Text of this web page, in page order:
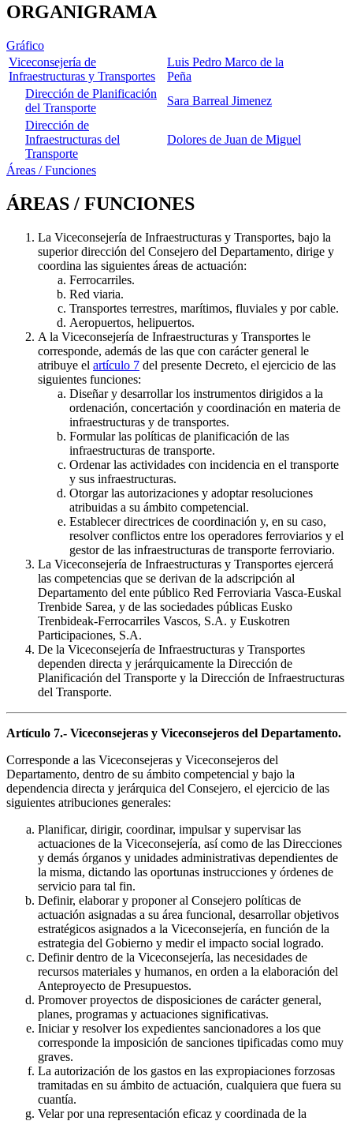
ORGANIGRAMA
Gráfico
Viceconsejería de
Infraestructuras y Transportes
Luis Pedro Marco de la
Peña
Dirección de Planificación
del Transporte
Sara Barreal Jimenez
Dirección de
Infraestructuras del
Transporte
Dolores de Juan de Miguel
Áreas / Funciones
ÁREAS / FUNCIONES
La Viceconsejería de Infraestructuras y Transportes, bajo la
superior dirección del Consejero del Departamento, dirige y
coordina las siguientes áreas de actuación:
Ferrocarriles.
Red viaria.
Transportes terrestres, marítimos, fluviales y por cable.
Aeropuertos, helipuertos.
A la Viceconsejería de Infraestructuras y Transportes le
corresponde, además de las que con carácter general le
atribuye el artículo 7 del presente Decreto, el ejercicio de las
siguientes funciones:
Diseñar y desarrollar los instrumentos dirigidos a la
ordenación, concertación y coordinación en materia de
infraestructuras y de transportes.
Formular las políticas de planificación de las
infraestructuras de transporte.
Ordenar las actividades con incidencia en el transporte
y sus infraestructuras.
Otorgar las autorizaciones y adoptar resoluciones
atribuidas a su ámbito competencial.
Establecer directrices de coordinación y, en su caso,
resolver conflictos entre los operadores ferroviarios y el
gestor de las infraestructuras de transporte ferroviario.
La Viceconsejería de Infraestructuras y Transportes ejercerá
las competencias que se derivan de la adscripción al
Departamento del ente público Red Ferroviaria Vasca-Euskal
Trenbide Sarea, y de las sociedades públicas Eusko
Trenbideak-Ferrocarriles Vascos, S.A. y Euskotren
Participaciones, S.A.
De la Viceconsejería de Infraestructuras y Transportes
dependen directa y jerárquicamente la Dirección de
Planificación del Transporte y la Dirección de Infraestructuras
del Transporte.
Artículo 7.- Viceconsejeras y Viceconsejeros del Departamento.
Corresponde a las Viceconsejeras y Viceconsejeros del
Departamento, dentro de su ámbito competencial y bajo la
dependencia directa y jerárquica del Consejero, el ejercicio de las
siguientes atribuciones generales:
Planificar, dirigir, coordinar, impulsar y supervisar las
actuaciones de la Viceconsejería, así como de las Direcciones
y demás órganos y unidades administrativas dependientes de
la misma, dictando las oportunas instrucciones y órdenes de
servicio para tal fin.
Definir, elaborar y proponer al Consejero políticas de
actuación asignadas a su área funcional, desarrollar objetivos
estratégicos asignados a la Viceconsejería, en función de la
estrategia del Gobierno y medir el impacto social logrado.
Definir dentro de la Viceconsejería, las necesidades de
recursos materiales y humanos, en orden a la elaboración del
Anteproyecto de Presupuestos.
Promover proyectos de disposiciones de carácter general,
planes, programas y actuaciones significativas.
Iniciar y resolver los expedientes sancionadores a los que
corresponde la imposición de sanciones tipificadas como muy
graves.
La autorización de los gastos en las expropiaciones forzosas
tramitadas en su ámbito de actuación, cualquiera que fuera su
cuantía.
Velar por una representación eficaz y coordinada de la